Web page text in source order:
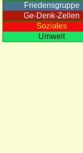
Friedensgruppe
Ge-Denk-Zellen
Soziales
Umwelt